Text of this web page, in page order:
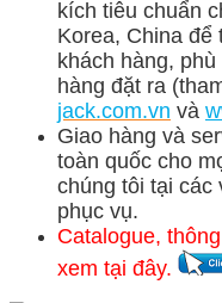
kích tiêu chuẩn
Korea, China để
khách hàng,
hàng đặt ra
jack.com.vn và
Giao hàng và
toàn quốc cho
chúng tôi tại các
phục vụ.
Catalogue,
xem tại đây.